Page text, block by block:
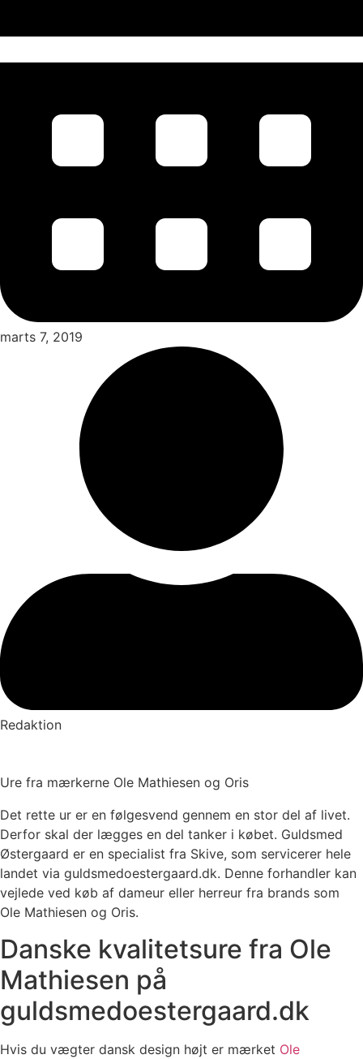
marts 7, 2019
Redaktion
Ure fra mærkerne Ole Mathiesen og Oris
Det rette ur er en følgesvend gennem en stor del af livet.
Derfor skal der lægges en del tanker i købet. Guldsmed
Østergaard er en specialist fra Skive, som servicerer hele
landet via guldsmedoestergaard.dk. Denne forhandler kan
vejlede ved køb af dameur eller herreur fra brands som
Ole Mathiesen og Oris.
Danske kvalitetsure fra Ole
Mathiesen på
guldsmedoestergaard.dk
Hvis du vægter dansk design højt er mærket Ole